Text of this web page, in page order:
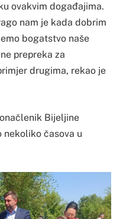
ovakvim događajima.
nam je kada dobrim
bogatstvo naše
prepreka za
drugima, rekao je
Bijeljine
nekoliko časova u